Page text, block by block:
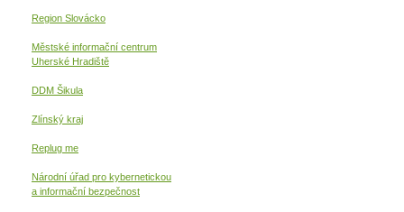
Region Slovácko
Městské informační centrum
Uherské Hradiště
DDM Šikula
Zlínský kraj
Replug me
Národní úřad pro kybernetickou
a informační bezpečnost